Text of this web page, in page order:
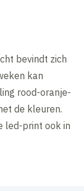
bevindt zich
kan
rood-oranje-
de kleuren.
led-print ook in